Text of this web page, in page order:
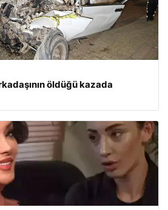
öldüğü kazada